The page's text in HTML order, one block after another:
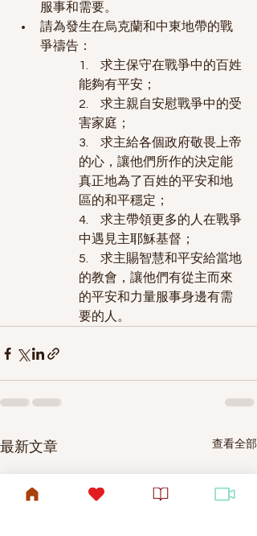
服事和需要。
請為發生在烏克蘭和中東地帶的戰
爭禱告：
1.     求主保守在戰爭中的百姓
能夠有平安；
2.     求主親自安慰戰爭中的受
害家庭；
3.     求主給各個政府敬畏上帝
的心，讓他們所作的決定能
真正地為了百姓的平安和地
區的和平穩定；
4.     求主帶領更多的人在戰爭
中遇見主耶穌基督；
5.     求主賜智慧和平安給當地
的教會，讓他們有從主而來
的平安和力量服事身邊有需
要的人。
最新文章 查看全部